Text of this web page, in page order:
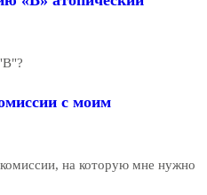
с моим
на которую мне нужно